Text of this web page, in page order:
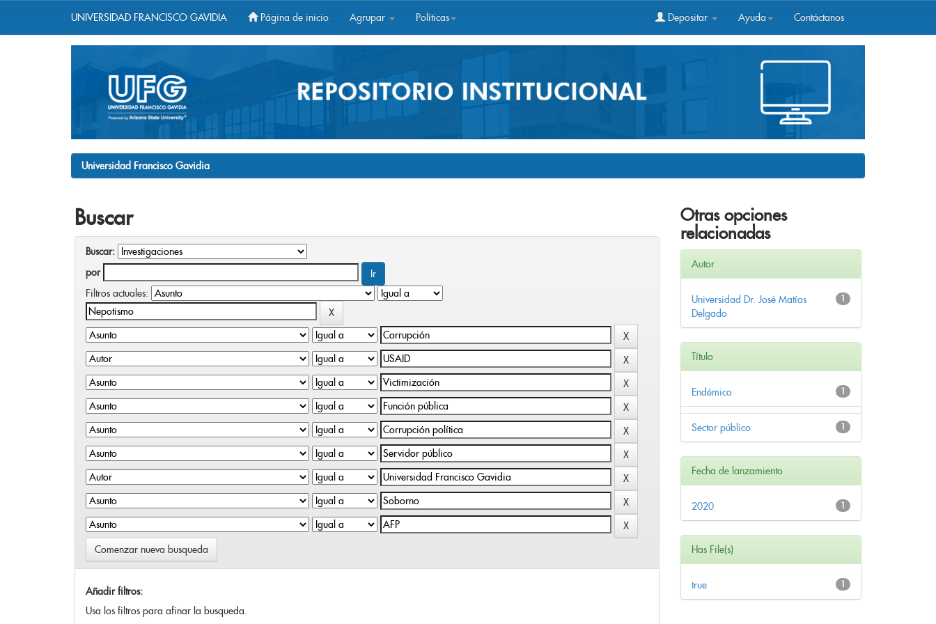
UNIVERSIDAD FRANCISCO GAVIDIA Página de inicio Agrupar Políticas Depositar Ayuda Contáctanos
Universidad Francisco Gavidia
Buscar
Buscar:
por
Filtros actuales:
Comenzar nueva busqueda
Añadir filtros:
Usa los filtros para afinar la busqueda.
Otras opciones
relacionadas
Autor
1
Universidad Dr. José Matías
Delgado
Título
1
Endémico
1
Sector público
Fecha de lanzamiento
1
2020
Has File(s)
1
true